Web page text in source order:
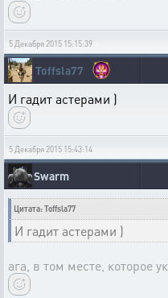
5 Декабря 2015 15:15:39
Toffsla77
И гадит астерами )
5 Декабря 2015 15:43:14
Swarm
Цитата: Toffsla77
И гадит астерами )
ага, в том месте, которое